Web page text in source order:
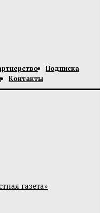
Подписка
Контакты
газета»